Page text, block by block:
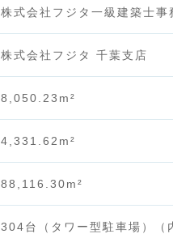
株式会社フジタ一級建築士事
株式会社フジタ 千葉支店
8,050.23m²
4,331.62m²
88,116.30m²
304台（タワー型駐車場）（